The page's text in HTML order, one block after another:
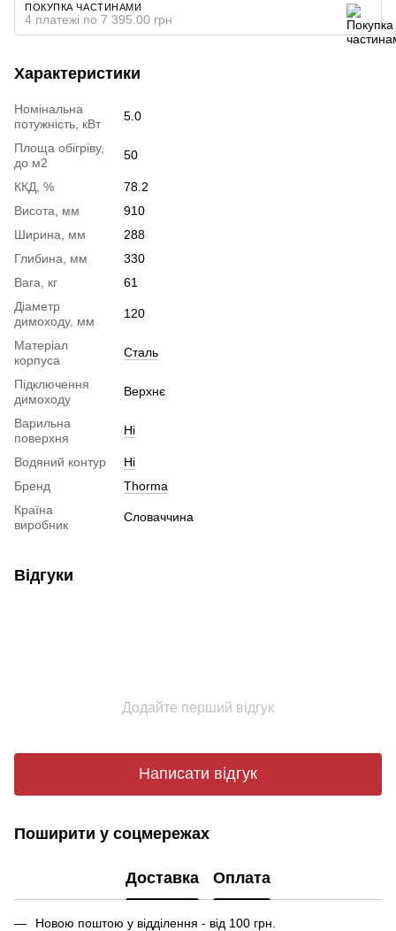
ПОКУПКА ЧАСТИНАМИ
4 платежі по 7 395.00 грн
Характеристики
Номінальна
потужність, кВт
5.0
Площа обігріву,
до м2
50
ККД, %
78.2
Висота, мм
910
Ширина, мм
288
Глибина, мм
330
Вага, кг
61
Діаметр
димоходу, мм
120
Матеріал
корпуса
Сталь
Підключення
димоходу
Верхнє
Варильна
поверхня
Ні
Водяний контур
Ні
Бренд
Thorma
Країна
виробник
Словаччина
Відгуки
Додайте перший відгук
Написати відгук
Поширити у соцмережах
Доставка Оплата
Новою поштою у відділення - від 100 грн.